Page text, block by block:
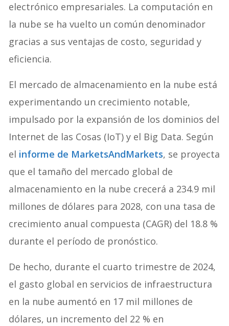
electrónico empresariales. La computación en
la nube se ha vuelto un común denominador
gracias a sus ventajas de costo, seguridad y
eficiencia.
El mercado de almacenamiento en la nube está
experimentando un crecimiento notable,
impulsado por la expansión de los dominios del
Internet de las Cosas (IoT) y el Big Data. Según
el informe de MarketsAndMarkets, se proyecta
que el tamaño del mercado global de
almacenamiento en la nube crecerá a 234.9 mil
millones de dólares para 2028, con una tasa de
crecimiento anual compuesta (CAGR) del 18.8 %
durante el período de pronóstico.
De hecho, durante el cuarto trimestre de 2024,
el gasto global en servicios de infraestructura
en la nube aumentó en 17 mil millones de
dólares, un incremento del 22 % en